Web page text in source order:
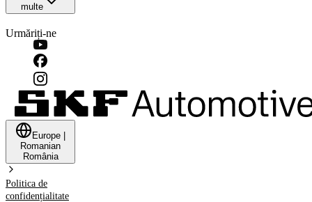
multe
Urmăriți-ne
Europe
Romanian
România
Politica de
confidențialitate